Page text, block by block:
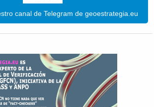
canal de Telegram de geoestrategia.eu